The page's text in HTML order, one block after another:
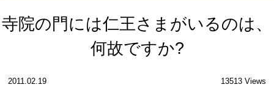
寺院の門には仁王さまがいるのは、
何故ですか?
2011.02.19 13513 Views